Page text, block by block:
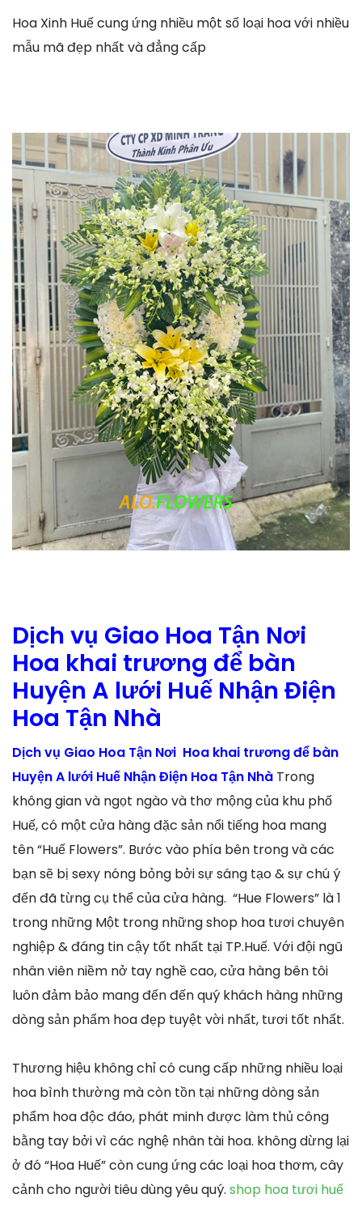
Hoa Xinh Huế cung ứng nhiều một số loại hoa với nhiều
mẫu mã đẹp nhất và đẳng cấp
Dịch vụ Giao Hoa Tận Nơi
Hoa khai trương để bàn
Huyện A lưới Huế Nhận Điện
Hoa Tận Nhà
Dịch vụ Giao Hoa Tận Nơi Hoa khai trương để bàn
Huyện A lưới Huế Nhận Điện Hoa Tận Nhà Trong
không gian và ngọt ngào và thơ mộng của khu phố
Huế, có một cửa hàng đặc sản nổi tiếng hoa mang
tên “Huế Flowers”. Bước vào phía bên trong và các
bạn sẽ bị sexy nóng bỏng bởi sự sáng tạo & sự chú ý
đến đã từng cụ thể của cửa hàng. “Hue Flowers” là 1
trong những Một trong những shop hoa tươi chuyên
nghiệp & đáng tin cậy tốt nhất tại TP.Huế. Với đội ngũ
nhân viên niềm nở tay nghề cao, cửa hàng bên tôi
luôn đảm bảo mang đến đến quý khách hàng những
dòng sản phẩm hoa đẹp tuyệt vời nhất, tươi tốt nhất.
Thương hiệu không chỉ có cung cấp những nhiều loại
hoa bình thường mà còn tồn tại những dòng sản
phẩm hoa độc đáo, phát minh được làm thủ công
bằng tay bởi vì các nghệ nhân tài hoa. không dừng lại
ở đó “Hoa Huế” còn cung ứng các loại hoa thơm, cây
cảnh cho người tiêu dùng yêu quý. shop hoa tươi huế